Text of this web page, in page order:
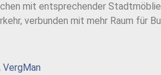
mit entsprechender
verbunden mit mehr Raum für
VergMan